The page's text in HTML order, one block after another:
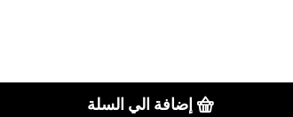
إضافة الي السلة